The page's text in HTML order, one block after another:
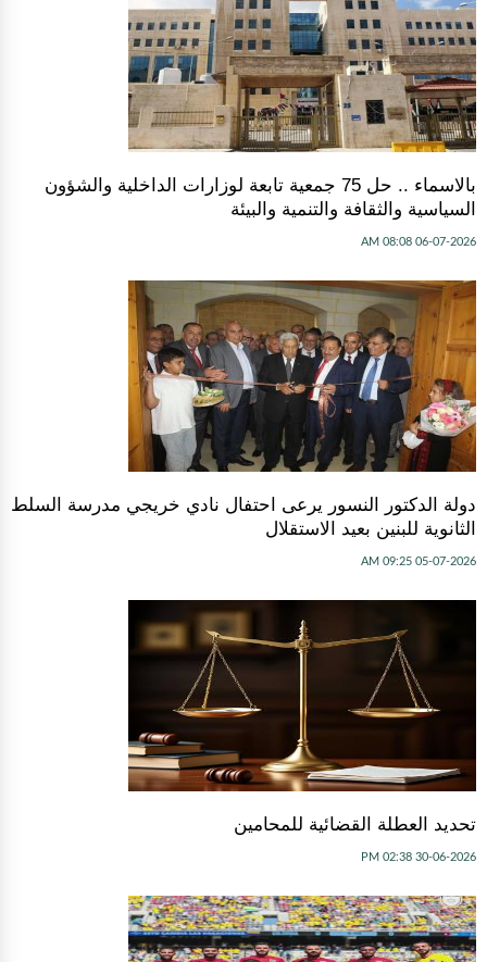
بالاسماء .. حل 75 جمعية تابعة لوزارات الداخلية والشؤون
السياسية والثقافة والتنمية والبيئة
06-07-2026 08:08 AM
دولة الدكتور النسور يرعى احتفال نادي خريجي مدرسة السلط
الثانوية للبنين بعيد الاستقلال
05-07-2026 09:25 AM
تحديد العطلة القضائية للمحامين
30-06-2026 02:38 PM